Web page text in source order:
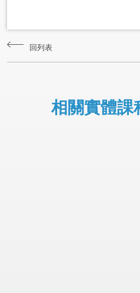
回列表
相關實體課